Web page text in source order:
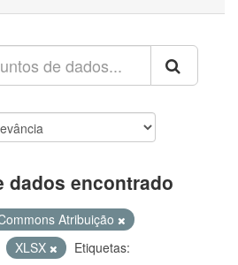
dados encontrado
Atribuição
XLSX
Etiquetas: